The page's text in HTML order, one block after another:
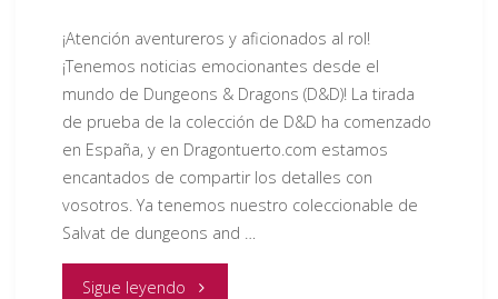
Salvat"
¡Atención aventureros y aficionados al rol!
¡Tenemos noticias emocionantes desde el
mundo de Dungeons & Dragons (D&D)! La tirada
de prueba de la colección de D&D ha comenzado
en España, y en Dragontuerto.com estamos
encantados de compartir los detalles con
vosotros. Ya tenemos nuestro coleccionable de
Salvat de dungeons and …
Sigue leyendo"DUNGEONS